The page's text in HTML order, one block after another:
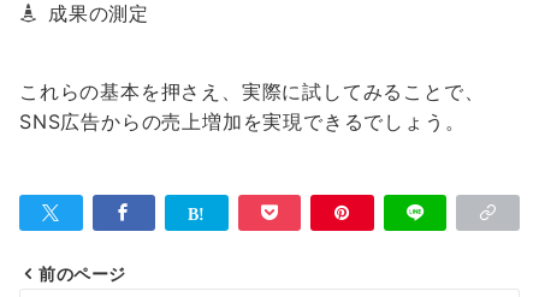
成果の測定
これらの基本を押さえ、実際に試してみることで、
SNS広告からの売上増加を実現できるでしょう。
前のページ